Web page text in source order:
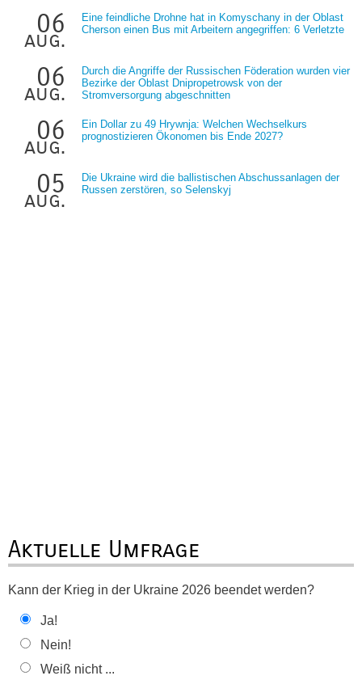
06
aug.
Eine feindliche Drohne hat in Komyschany in der Oblast
Cherson einen Bus mit Arbeitern angegriffen: 6 Verletzte
06
aug.
Durch die Angriffe der Russischen Föderation wurden vier
Bezirke der Oblast Dnipropetrowsk von der
Stromversorgung abgeschnitten
06
aug.
Ein Dollar zu 49 Hrywnja: Welchen Wechselkurs
prognostizieren Ökonomen bis Ende 2027?
05
aug.
Die Ukraine wird die ballistischen Abschussanlagen der
Russen zerstören, so Selenskyj
Aktuelle Umfrage
Kann der Krieg in der Ukraine 2026 beendet werden?
Ja!
Nein!
Weiß nicht ...